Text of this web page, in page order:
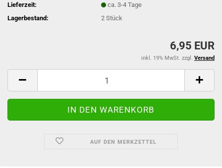
Lieferzeit:
ca. 3-4 Tage
Lagerbestand:
2Stück
6,95 EUR
inkl. 19% MwSt. zzgl. Versand
AUF DEN MERKZETTEL